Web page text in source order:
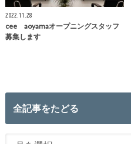
2022.11.28
cee aoyamaオープニングスタッフ
募集します
全記事をたどる